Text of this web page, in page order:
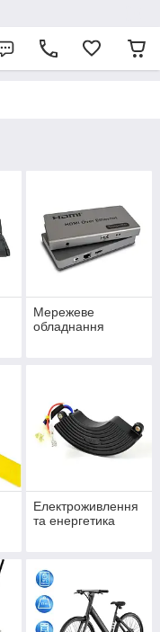
Мережеве
обладнання
Електроживлення
та енергетика